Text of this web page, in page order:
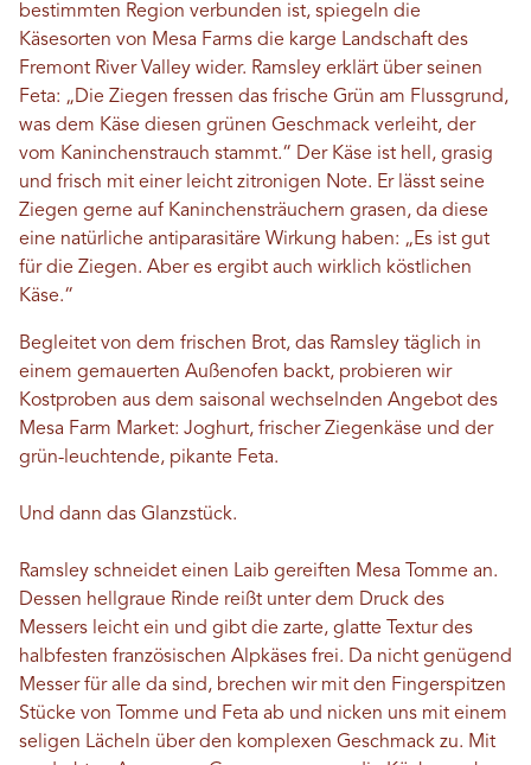
bestimmten Region verbunden ist, spiegeln die
Käsesorten von Mesa Farms die karge Landschaft des
Fremont River Valley wider. Ramsley erklärt über seinen
Feta: „Die Ziegen fressen das frische Grün am Flussgrund,
was dem Käse diesen grünen Geschmack verleiht, der
vom Kaninchenstrauch stammt.“ Der Käse ist hell, grasig
und frisch mit einer leicht zitronigen Note. Er lässt seine
Ziegen gerne auf Kaninchensträuchern grasen, da diese
eine natürliche antiparasitäre Wirkung haben: „Es ist gut
für die Ziegen. Aber es ergibt auch wirklich köstlichen
Käse.“
Begleitet von dem frischen Brot, das Ramsley täglich in
einem gemauerten Außenofen backt, probieren wir
Kostproben aus dem saisonal wechselnden Angebot des
Mesa Farm Market: Joghurt, frischer Ziegenkäse und der
grün-leuchtende, pikante Feta.
Und dann das Glanzstück.
Ramsley schneidet einen Laib gereiften Mesa Tomme an.
Dessen hellgraue Rinde reißt unter dem Druck des
Messers leicht ein und gibt die zarte, glatte Textur des
halbfesten französischen Alpkäses frei. Da nicht genügend
Messer für alle da sind, brechen wir mit den Fingerspitzen
Stücke von Tomme und Feta ab und nicken uns mit einem
seligen Lächeln über den komplexen Geschmack zu. Mit